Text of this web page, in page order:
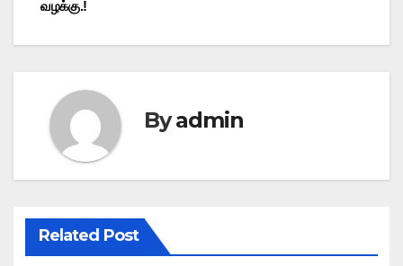
வழக்கு.!
Byadmin
Related Post